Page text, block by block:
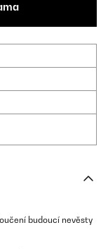
budoucí nevěsty